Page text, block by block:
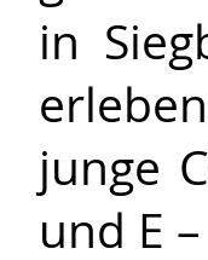
in
junge
und E